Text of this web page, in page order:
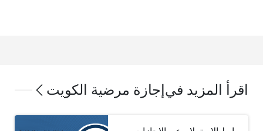
اقرأ المزيد في إجازة مرضية الكويت